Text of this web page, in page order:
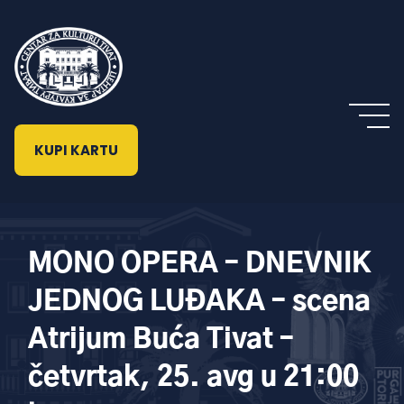
KUPI KARTU
MONO OPERA – DNEVNIK
JEDNOG LUĐAKA – scena
Atrijum Buća Tivat –
četvrtak, 25. avg u 21:00